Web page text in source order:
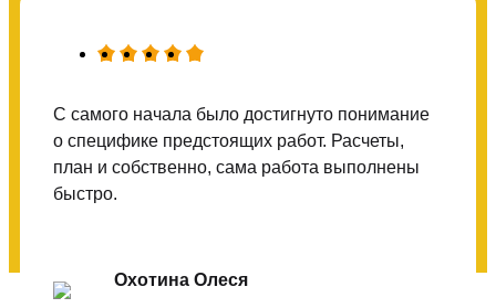
С самого начала было достигнуто понимание
о специфике предстоящих работ. Расчеты,
план и собственно, сама работа выполнены
быстро.
Охотина Олеся